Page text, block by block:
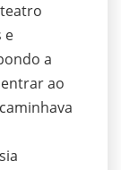
e
a
ao